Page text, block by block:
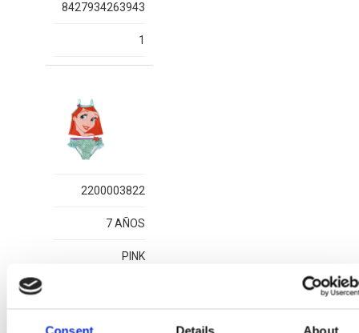
Consent Details About
8427934263943
1
2200003822
7 AÑOS
PINK